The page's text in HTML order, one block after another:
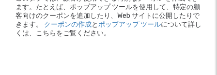
ます。たとえば、ポップアップ ツールを使用して、特定の顧
客向けのクーポンを追加したり、Web サイトに公開したりで
きます。 クーポンの作成とポップアップ ツールについて詳し
くは、こちらをご覧ください。